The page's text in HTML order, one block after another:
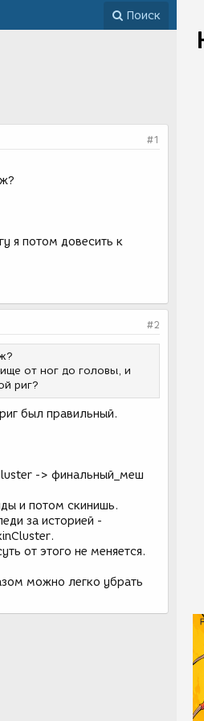
Поиск
#1
я потом довесить к
#2
от ног до головы, и
риг?
был правильный.
-> финальный_меш
и потом скинишь.
за историей -
от этого не меняется.
можно легко убрать